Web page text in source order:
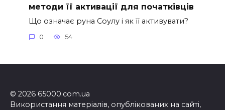
методи її активації для початківців
Що означає руна Соулу і як її активувати?
0 54
© 2026 65000.com.ua
Використання матеріалів, опублікованих на сайті,